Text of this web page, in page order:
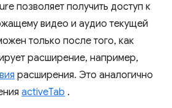
позволяет получить доступ к
видео и аудио текущей
только после того, как
расширение, например,
расширения. Это аналогично
activeTab .